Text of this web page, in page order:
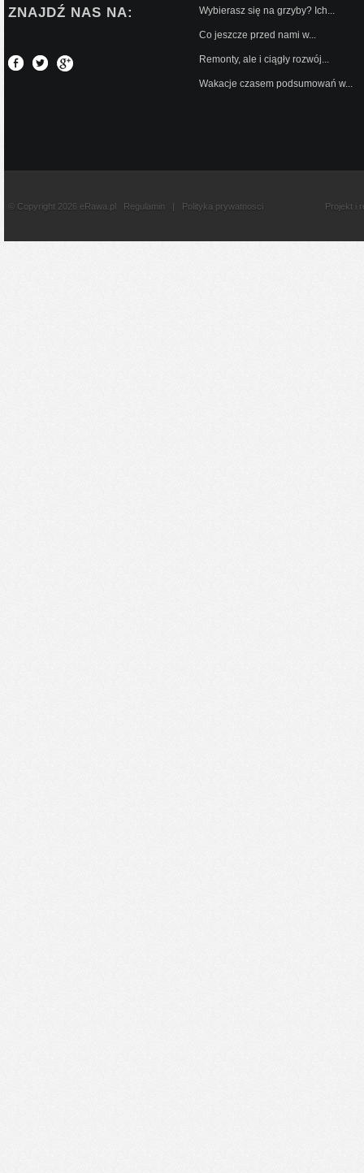
ZNAJDŹ NAS NA: Wybierasz się na grzyby? Ich...
Co jeszcze przed nami w...
Remonty, ale i ciągły rozwój...
Wakacje czasem podsumowań w...
© Copyright 2026 eRawa.pl Regulamin | Polityka prywatnosci Projekt i